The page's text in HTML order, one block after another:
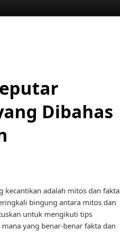
Dibahas
kecantikan adalah mitos dan fakta
bingung antara mitos dan
untuk mengikuti tips
yang benar-benar fakta dan